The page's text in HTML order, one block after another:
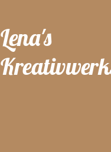
Lena's